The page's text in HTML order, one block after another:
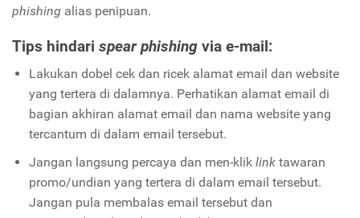
phishing alias penipuan.
Tips hindari spear phishing via e-mail:
Lakukan dobel cek dan ricek alamat email dan website
yang tertera di dalamnya. Perhatikan alamat email di
bagian akhiran alamat email dan nama website yang
tercantum di dalam email tersebut.
Jangan langsung percaya dan men-klik linktawaran
promo/undian yang tertera di dalam email tersebut.
Jangan pula membalas email tersebut dan